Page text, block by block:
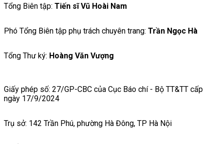
Tổng Biên tập: Tiến sĩ Vũ Hoài Nam
Phó Tổng Biên tập phụ trách chuyên trang: Trần Ngọc Hà
Tổng Thư ký: Hoàng Văn Vượng
Giấy phép số: 27/GP-CBC của Cục Báo chí - Bộ TT&TT cấp
ngày 17/9/2024
Trụ sở: 142 Trần Phú, phường Hà Đông, TP Hà Nội